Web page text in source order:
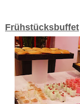
Frühstücksbuffet